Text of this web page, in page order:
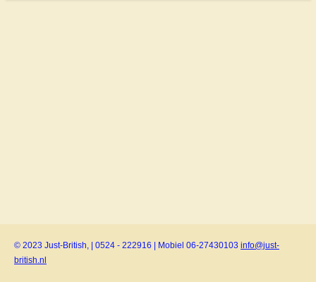
© 2023 Just-British, | 0524 - 222916 | Mobiel 06-27430103 info@just-
british.nl